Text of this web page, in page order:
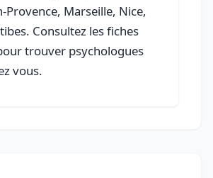
Provence, Marseille, Nice,
Consultez les fiches
trouver psychologues
vous.